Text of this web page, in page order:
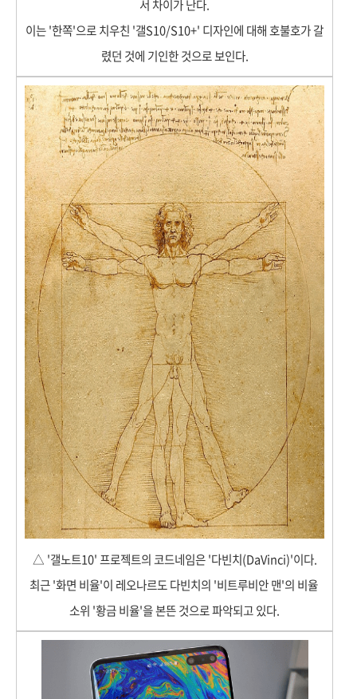
서 차이가 난다.
이는 '한쪽'으로 치우친 '갤S10/S10+' 디자인에 대해 호불호가 갈
렸던 것에 기인한 것으로 보인다.
△ '갤노트10' 프로젝트의 코드네임은 '다빈치(DaVinci)'이다.
최근 '화면 비율'이 레오나르도 다빈치의 '비트루비안 맨'의 비율
소위 '황금 비율'을 본뜬 것으로 파악되고 있다.